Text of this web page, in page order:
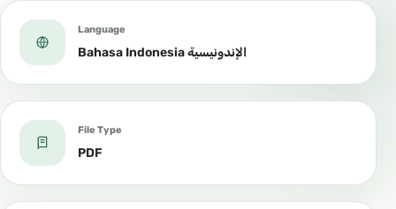
Language
Bahasa Indonesia الإندونيسية
File Type
PDF